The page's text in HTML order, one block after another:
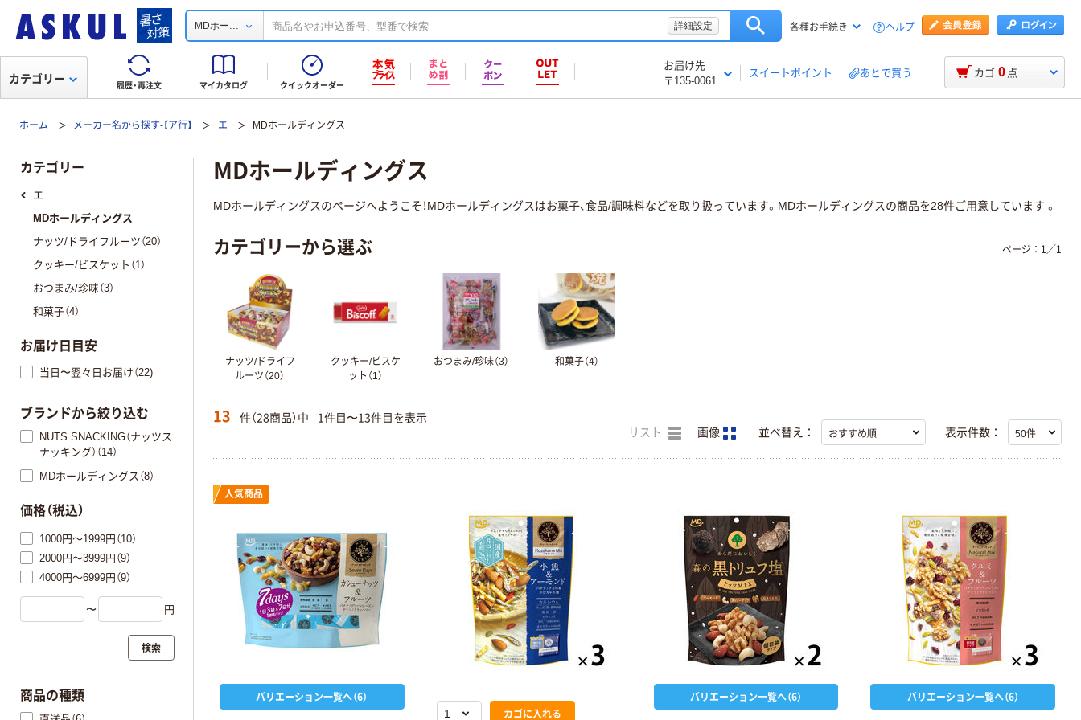
MDホー... 詳細設定 各種お手続き ヘルプ
履歴・再注文 マイカタログ クイックオーダー
お届け先
〒135-0061
スイートポイント あとで買う
カテゴリー カゴ 0 点
ホーム メーカー名から探す-【ア行】 エ MDホールディングス
MDホールディングス
MDホールディングスのページへようこそ！MDホールディングスはお菓子、食品/調味料などを取り扱っています。MDホールディングスの商品を28件ご用意しています 。
カテゴリーから選ぶ
ナッツ/ドライフ
ルーツ（20）
クッキー/ビスケ
ット（1）
おつまみ/珍味（3） 和菓子（4）
ページ： 1 ／1
13 件（28商品）中 1件目〜13件目を表示
リスト 画像 並べ替え： 表示件数：
人気商品
バリエーション一覧へ（6）
カゴに入れる
バリエーション一覧へ（6） バリエーション一覧へ（6）
カテゴリー
エ
MDホールディングス
ナッツ/ドライフルーツ（20）
クッキー/ビスケット（1）
おつまみ/珍味（3）
和菓子（4）
お届け日目安
当日〜翌々日お届け（22)
ブランドから絞り込む
NUTS SNACKING（ナッツス
ナッキング）（14）
MDホールディングス（8）
価格（税込）
1000円～1999円（10）
2000円～3999円（9）
4000円～6999円（9）
〜 円
検索
商品の種類